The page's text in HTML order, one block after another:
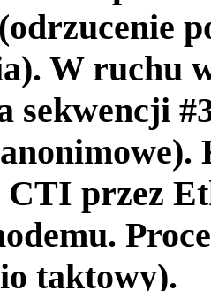
W ruchu
sekwencji
przez
taktowy).